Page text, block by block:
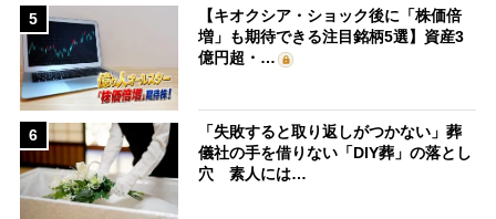
5
【キオクシア・ショック後に「株価倍
増」も期待できる注目銘柄5選】資産3
億円超・…
6
「失敗すると取り返しがつかない」葬
儀社の手を借りない「DIY葬」の落とし
穴 素人には…